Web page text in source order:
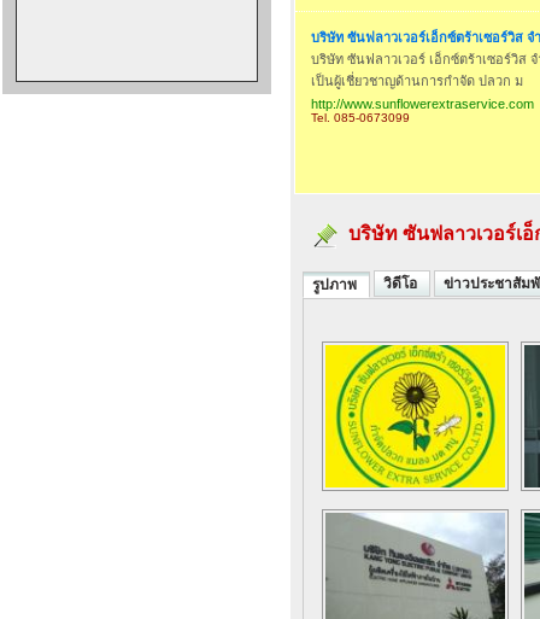
บริษัท ซันฟลาวเวอร์เอ็กซ์ตร้าเซอร์วิส จ
บริษัท ซันฟลาวเวอร์ เอ็กซ์ตร้าเซอร์วิส
เป็นผู้เชี่ยวชาญด้านการกำจัด ปลวก ม
http://www.sunflowerextraservice.com
Tel. 085-0673099
บริษัท ซันฟลาวเวอร์เ
รูปภาพ วิดีโอ ข่าวประชาสัม